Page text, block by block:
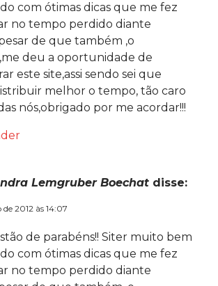
com ótimas dicas que me fez
no tempo perdido diante
de que também ,o
deu a oportunidade de
este site,assi sendo sei que
melhor o tempo, tão caro
nós,obrigado por me acordar!!!
Lemgruber Boechat disse:
2012 às 14:07
de parabéns!! Siter muito bem
com ótimas dicas que me fez
no tempo perdido diante